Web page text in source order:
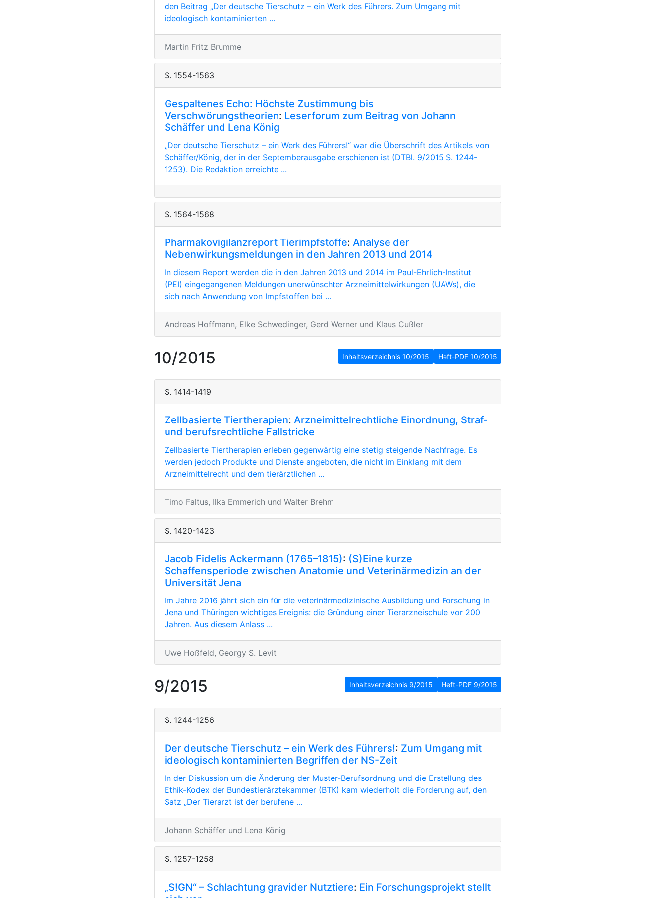
den Beitrag „Der deutsche Tierschutz – ein Werk des Führers. Zum Umgang mit
ideologisch kontaminierten ...
Martin Fritz Brumme
S. 1554-1563
Gespaltenes Echo: Höchste Zustimmung bis
Verschwörungstheorien: Leserforum zum Beitrag von Johann
Schäffer und Lena König
„Der deutsche Tierschutz – ein Werk des Führers!“ war die Überschrift des Artikels von
Schäffer/König, der in der Septemberausgabe erschienen ist (DTBl. 9/2015 S. 1244-
1253). Die Redaktion erreichte ...
S. 1564-1568
Pharmakovigilanzreport Tierimpfstoffe: Analyse der
Nebenwirkungsmeldungen in den Jahren 2013 und 2014
In diesem Report werden die in den Jahren 2013 und 2014 im Paul-Ehrlich-Institut
(PEI) eingegangenen Meldungen unerwünschter Arzneimittelwirkungen (UAWs), die
sich nach Anwendung von Impfstoffen bei ...
Andreas Hoffmann, Elke Schwedinger, Gerd Werner und Klaus Cußler
10/2015 Heft-PDF 10/2015
Inhaltsverzeichnis 10/2015
S. 1414-1419
Zellbasierte Tiertherapien: Arzneimittelrechtliche Einordnung, Straf-
und berufsrechtliche Fallstricke
Zellbasierte Tiertherapien erleben gegenwärtig eine stetig steigende Nachfrage. Es
werden jedoch Produkte und Dienste angeboten, die nicht im Einklang mit dem
Arzneimittelrecht und dem tierärztlichen ...
Timo Faltus, Ilka Emmerich und Walter Brehm
S. 1420-1423
Jacob Fidelis Ackermann (1765–1815): (S)Eine kurze
Schaffensperiode zwischen Anatomie und Veterinärmedizin an der
Universität Jena
Im Jahre 2016 jährt sich ein für die veterinärmedizinische Ausbildung und Forschung in
Jena und Thüringen wichtiges Ereignis: die Gründung einer Tierarzneischule vor 200
Jahren. Aus diesem Anlass ...
Uwe Hoßfeld, Georgy S. Levit
9/2015 Heft-PDF 9/2015
Inhaltsverzeichnis 9/2015
S. 1244-1256
Der deutsche Tierschutz – ein Werk des Führers!: Zum Umgang mit
ideologisch kontaminierten Begriffen der NS-Zeit
In der Diskussion um die Änderung der Muster-Berufsordnung und die Erstellung des
Ethik-Kodex der Bundestierärztekammer (BTK) kam wiederholt die Forderung auf, den
Satz „Der Tierarzt ist der berufene ...
Johann Schäffer und Lena König
S. 1257-1258
„S!GN“ – Schlachtung gravider Nutztiere: Ein Forschungsprojekt stellt